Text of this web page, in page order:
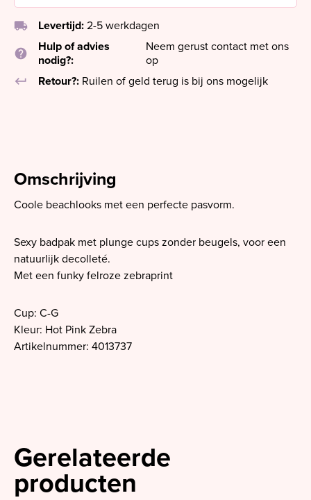
local_shipping Levertijd: 2-5 werkdagen
help
Hulp of advies
nodig?:
Neem gerust contact met ons
op
keyboard_return
Retour?: Ruilen of geld terug is bij ons mogelijk
Omschrijving
Coole beachlooks met een perfecte pasvorm.
Sexy badpak met plunge cups zonder beugels, voor een
natuurlijk decolleté.
Met een funky felroze zebraprint
Cup: C-G
Kleur: Hot Pink Zebra
Artikelnummer: 4013737
Gerelateerde
producten